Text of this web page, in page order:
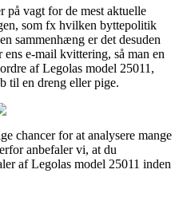
på vagt for de mest aktuelle
som fx hvilken byttepolitik
sammenhæng er det desuden
e-mail kvittering, så man en
af Legolas model 25011,
til en dreng eller pige.
chancer for at analysere mange
anbefaler vi, at du
af Legolas model 25011 inden